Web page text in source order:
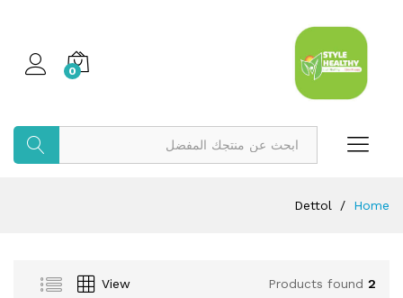
0
Home
/
Dettol
2
Products found
View